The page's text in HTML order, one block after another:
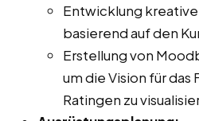
Entwicklung
basierend auf den
Erstellung von
um die Vision für
Ratingen zu